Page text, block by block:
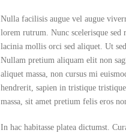
Nulla facilisis augue vel augue
lorem rutrum. Nunc scelerisque sed
lacinia mollis orci sed aliquet. Ut
Nullam pretium aliquam elit non
aliquet massa, non cursus mi
hendrerit, sapien in tristique
massa, sit amet pretium felis eros
In hac habitasse platea dictumst.